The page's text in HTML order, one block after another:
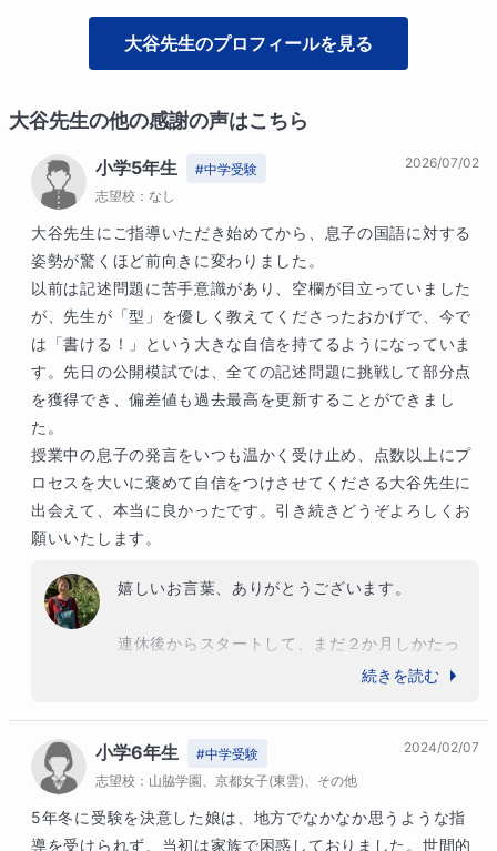
大谷先生のプロフィールを見る
大谷先生の他の感謝の声はこちら
小学5年生 #中学受験
志望校： なし
2026/07/02
大谷先生にご指導いただき始めてから、息子の国語に対する
姿勢が驚くほど前向きに変わりました。
以前は記述問題に苦手意識があり、空欄が目立っていました
が、先生が「型」を優しく教えてくださったおかげで、今で
は「書ける！」という大きな自信を持てるようになっていま
す。先日の公開模試では、全ての記述問題に挑戦して部分点
を獲得でき、偏差値も過去最高を更新することができまし
た。
授業中の息子の発言をいつも温かく受け止め、点数以上にプ
ロセスを大いに褒めて自信をつけさせてくださる大谷先生に
出会えて、本当に良かったです。引き続きどうぞよろしくお
願いいたします。
嬉しいお言葉、ありがとうございます。
連休後からスタートして、まだ２か月しかたっ
ていませんが、授業のたびに成長を感じていま
まさに「スポンジが水を吸い込むように」、伝
えたことをぐんぐん力にしてくれています。
何より前向き、自分の意見もどんどん伝えてく
れ、生き生き楽しそうに授業に取り組めていま
す。「国語が苦手」なんて言っていたのが、う
続きを読む
小学6年生 #中学受験
志望校： 山脇学園、京都女子(東雲)、その他
2024/02/07
5年冬に受験を決意した娘は、地方でなかなか思うような指
導を受けられず、当初は家族で困惑しておりました。世間的